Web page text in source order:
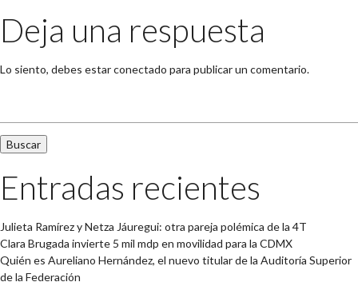
Deja una respuesta
Lo siento, debes estarconectado para publicar un comentario.
Entradas recientes
Julieta Ramírez y Netza Jáuregui: otra pareja polémica de la 4T
Clara Brugada invierte 5 mil mdp en movilidad para la CDMX
Quién es Aureliano Hernández, el nuevo titular de la Auditoría Superior
de la Federación